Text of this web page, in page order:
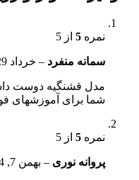
نمره 5 از 5
سمانه منفرد – خرداد 29, 1405
مدل قشنگیه دوست
شما برای آموزشهای
نمره 5 از 5
پروانه نوری – بهمن 7, 1404